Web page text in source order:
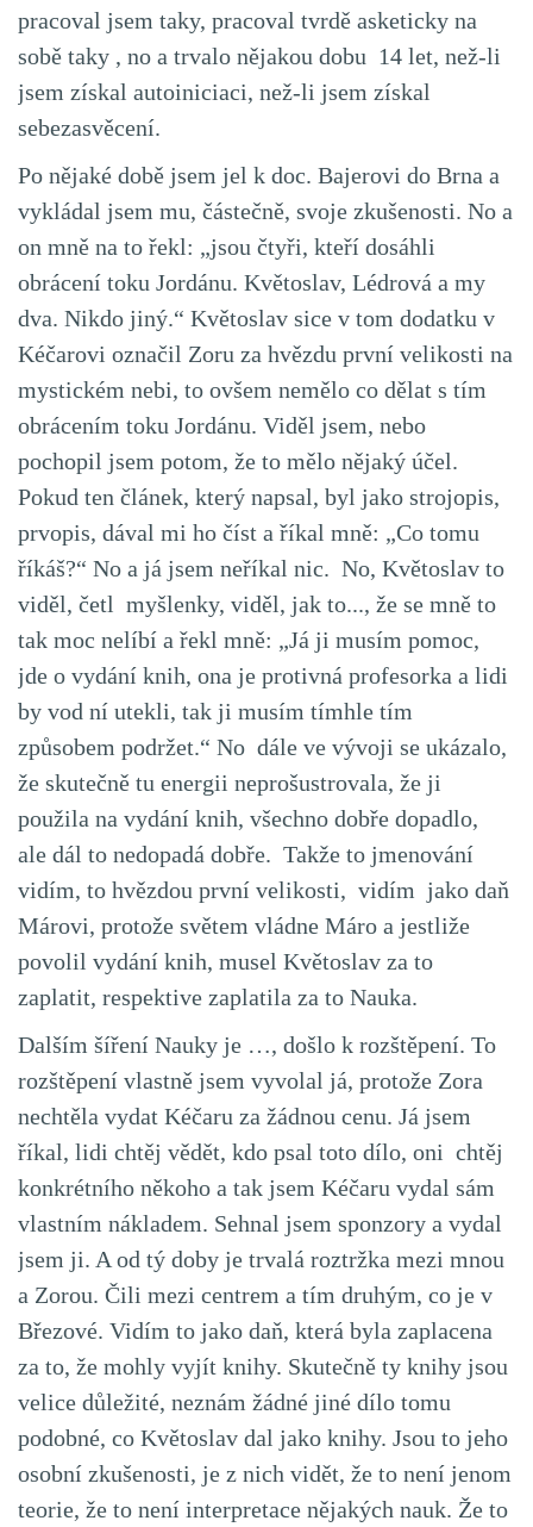
pracoval jsem taky, pracoval tvrdě asketicky na
sobě taky , no a trvalo nějakou dobu 14 let, než-li
jsem získal autoiniciaci, než-li jsem získal
sebezasvěcení.
Po nějaké době jsem jel k doc. Bajerovi do Brna a
vykládal jsem mu, částečně, svoje zkušenosti. No a
on mně na to řekl: „jsou čtyři, kteří dosáhli
obrácení toku Jordánu. Květoslav, Lédrová a my
dva. Nikdo jiný.“ Květoslav sice v tom dodatku v
Kéčarovi označil Zoru za hvězdu první velikosti na
mystickém nebi, to ovšem nemělo co dělat s tím
obrácením toku Jordánu. Viděl jsem, nebo
pochopil jsem potom, že to mělo nějaký účel.
Pokud ten článek, který napsal, byl jako strojopis,
prvopis, dával mi ho číst a říkal mně: „Co tomu
říkáš?“ No a já jsem neříkal nic. No, Květoslav to
viděl, četl myšlenky, viděl, jak to..., že se mně to
tak moc nelíbí a řekl mně: „Já ji musím pomoc,
jde o vydání knih, ona je protivná profesorka a lidi
by vod ní utekli, tak ji musím tímhle tím
způsobem podržet.“ No dále ve vývoji se ukázalo,
že skutečně tu energii neprošustrovala, že ji
použila na vydání knih, všechno dobře dopadlo,
ale dál to nedopadá dobře. Takže to jmenování
vidím, to hvězdou první velikosti, vidím jako daň
Márovi, protože světem vládne Máro a jestliže
povolil vydání knih, musel Květoslav za to
zaplatit, respektive zaplatila za to Nauka.
Dalším šíření Nauky je …, došlo k rozštěpení. To
rozštěpení vlastně jsem vyvolal já, protože Zora
nechtěla vydat Kéčaru za žádnou cenu. Já jsem
říkal, lidi chtěj vědět, kdo psal toto dílo, oni chtěj
konkrétního někoho a tak jsem Kéčaru vydal sám
vlastním nákladem. Sehnal jsem sponzory a vydal
jsem ji. A od tý doby je trvalá roztržka mezi mnou
a Zorou. Čili mezi centrem a tím druhým, co je v
Březové. Vidím to jako daň, která byla zaplacena
za to, že mohly vyjít knihy. Skutečně ty knihy jsou
velice důležité, neznám žádné jiné dílo tomu
podobné, co Květoslav dal jako knihy. Jsou to jeho
osobní zkušenosti, je z nich vidět, že to není jenom
teorie, že to není interpretace nějakých nauk. Že to